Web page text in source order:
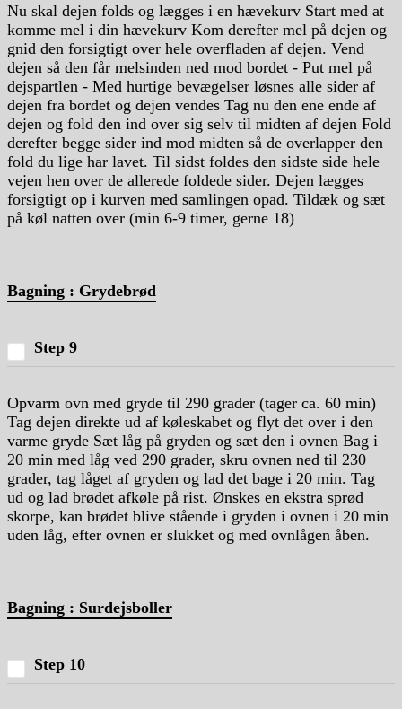
Nu skal dejen folds og lægges i en hævekurv Start med at
komme mel i din hævekurv Kom derefter mel på dejen og
gnid den forsigtigt over hele overfladen af dejen. Vend
dejen så den får melsinden ned mod bordet - Put mel på
dejspartlen - Med hurtige bevægelser løsnes alle sider af
dejen fra bordet og dejen vendes Tag nu den ene ende af
dejen og fold den ind over sig selv til midten af dejen Fold
derefter begge sider ind mod midten så de overlapper den
fold du lige har lavet. Til sidst foldes den sidste side hele
vejen hen over de allerede foldede sider. Dejen lægges
forsigtigt op i kurven med samlingen opad. Tildæk og sæt
på køl natten over (min 6-9 timer, gerne 18)
Bagning : Grydebrød
Step 9
Opvarm ovn med gryde til 290 grader (tager ca. 60 min)
Tag dejen direkte ud af køleskabet og flyt det over i den
varme gryde Sæt låg på gryden og sæt den i ovnen Bag i
20 min med låg ved 290 grader, skru ovnen ned til 230
grader, tag låget af gryden og lad det bage i 20 min. Tag
ud og lad brødet afkøle på rist. Ønskes en ekstra sprød
skorpe, kan brødet blive stående i gryden i ovnen i 20 min
uden låg, efter ovnen er slukket og med ovnlågen åben.
Bagning : Surdejsboller
Step 10